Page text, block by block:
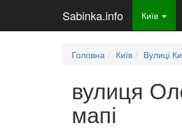
Sabinka.info Київ
Головна Київ Вулиці
вулиця
мапі